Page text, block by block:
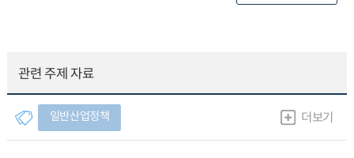
관련 주제 자료
일반산업정책 더보기